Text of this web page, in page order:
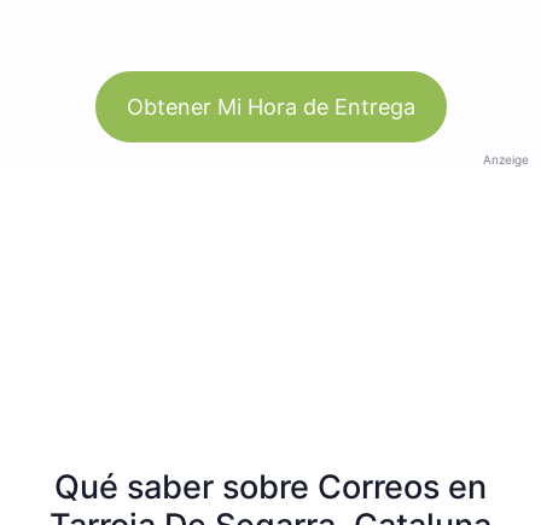
Obtener Mi Hora de Entrega
Anzeige
Qué saber sobre Correos en